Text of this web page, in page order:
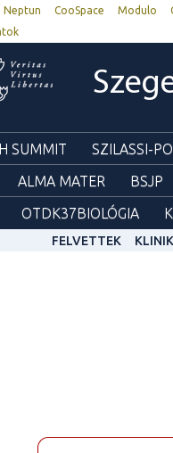
Neptun CooSpace Modulo
SUMMIT SZILASSI-
ALMA MATER BSJP
OTDK37BIOLÓGIA
FELVETTEK